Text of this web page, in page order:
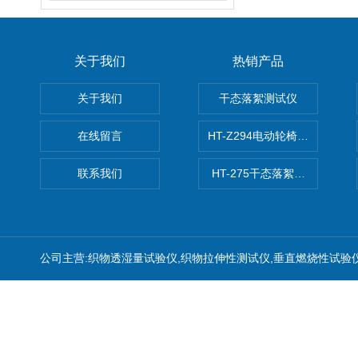
关于我们
关于我们
在线留言
联系我们
热销产品
干态落絮测试仪
HT-Z294电动轮椅车耗电量测
HT-275干态落絮测试仪
公司主营:织物透湿量试验仪,织物拉伸性测试仪,垂直燃烧性试验